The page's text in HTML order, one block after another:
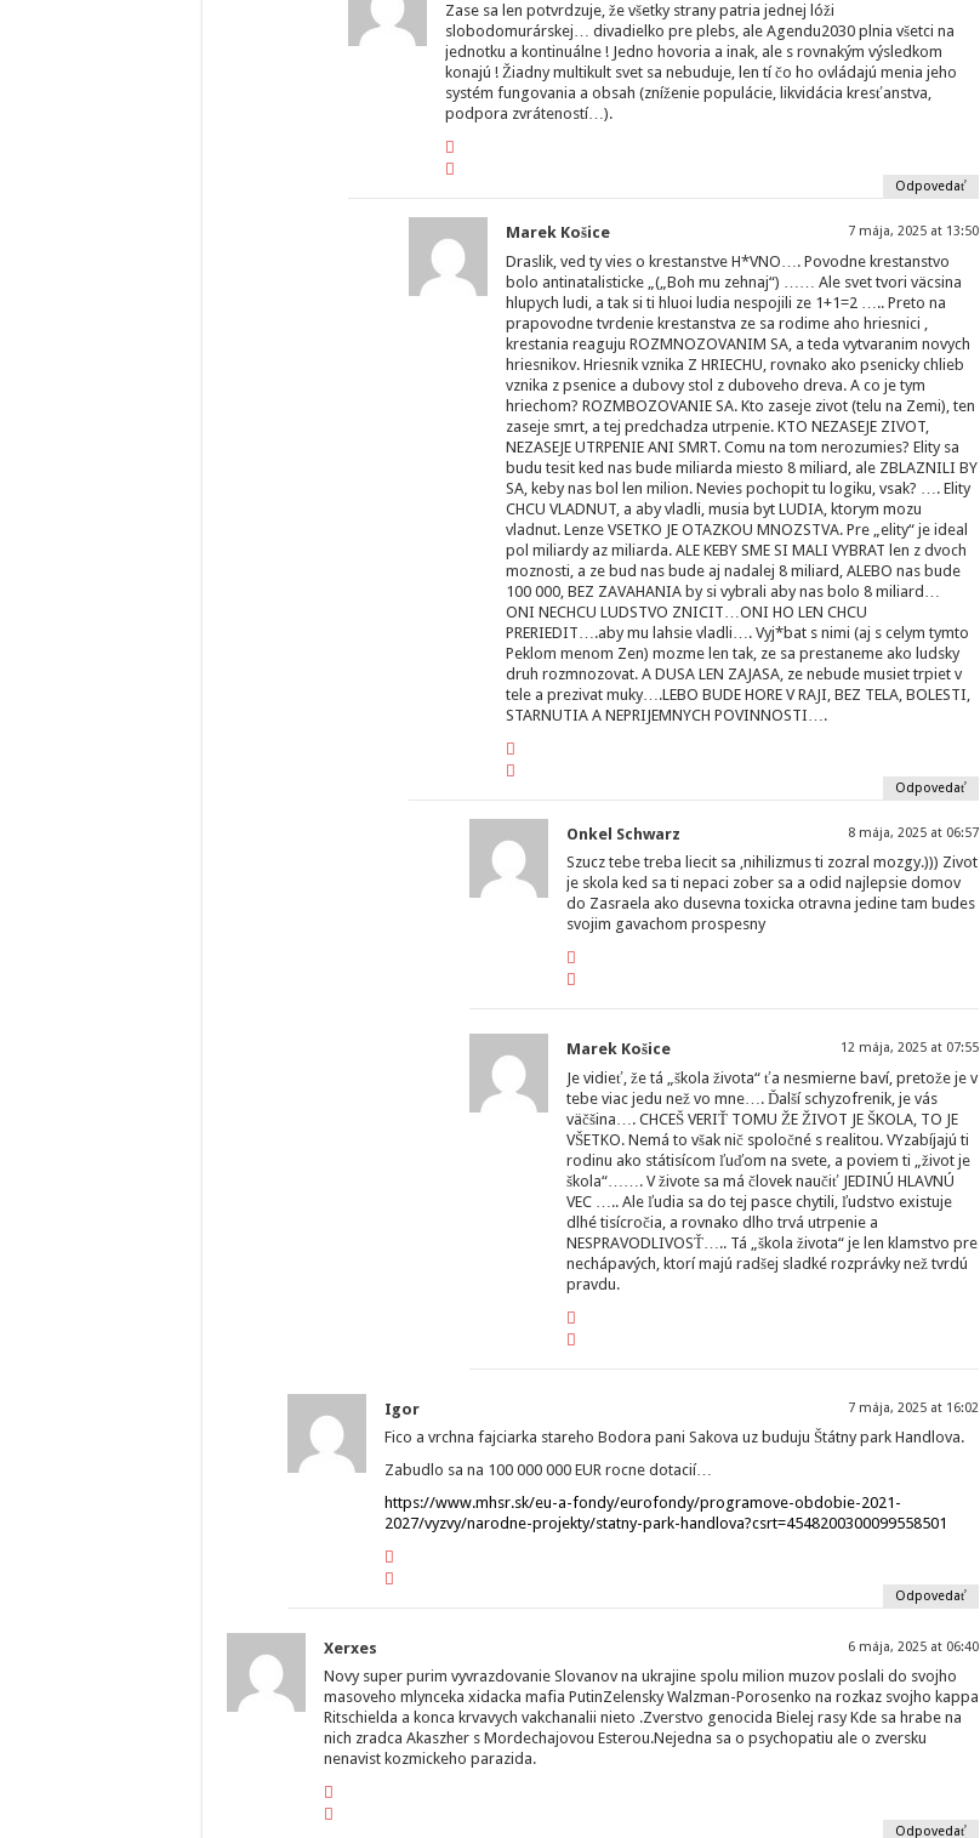
Zase sa len potvrdzuje, že všetky strany patria jednej lóži
slobodomurárskej… divadielko pre plebs, ale Agendu2030 plnia všetci na
jednotku a kontinuálne ! Jedno hovoria a inak, ale s rovnakým výsledkom
konajú ! Žiadny multikult svet sa nebuduje, len tí čo ho ovládajú menia jeho
systém fungovania a obsah (zníženie populácie, likvidácia kresťanstva,
podpora zvráteností…).
Odpovedať
Marek Košice 7 mája, 2025 at 13:50
Draslik, ved ty vies o krestanstve H*VNO…. Povodne krestanstvo
bolo antinatalisticke „(„Boh mu zehnaj“) …… Ale svet tvori väcsina
hlupych ludi, a tak si ti hluoi ludia nespojili ze 1+1=2 ….. Preto na
prapovodne tvrdenie krestanstva ze sa rodime aho hriesnici ,
krestania reaguju ROZMNOZOVANIM SA, a teda vytvaranim novych
hriesnikov. Hriesnik vznika Z HRIECHU, rovnako ako psenicky chlieb
vznika z psenice a dubovy stol z duboveho dreva. A co je tym
hriechom? ROZMBOZOVANIE SA. Kto zaseje zivot (telu na Zemi), ten
zaseje smrt, a tej predchadza utrpenie. KTO NEZASEJE ZIVOT,
NEZASEJE UTRPENIE ANI SMRT. Comu na tom nerozumies? Elity sa
budu tesit ked nas bude miliarda miesto 8 miliard, ale ZBLAZNILI BY
SA, keby nas bol len milion. Nevies pochopit tu logiku, vsak? …. Elity
CHCU VLADNUT, a aby vladli, musia byt LUDIA, ktorym mozu
vladnut. Lenze VSETKO JE OTAZKOU MNOZSTVA. Pre „elity“ je ideal
pol miliardy az miliarda. ALE KEBY SME SI MALI VYBRAT len z dvoch
moznosti, a ze bud nas bude aj nadalej 8 miliard, ALEBO nas bude
100 000, BEZ ZAVAHANIA by si vybrali aby nas bolo 8 miliard…
ONI NECHCU LUDSTVO ZNICIT…ONI HO LEN CHCU
PRERIEDIT….aby mu lahsie vladli…. Vyj*bat s nimi (aj s celym tymto
Peklom menom Zen) mozme len tak, ze sa prestaneme ako ludsky
druh rozmnozovat. A DUSA LEN ZAJASA, ze nebude musiet trpiet v
tele a prezivat muky….LEBO BUDE HORE V RAJI, BEZ TELA, BOLESTI,
STARNUTIA A NEPRIJEMNYCH POVINNOSTI….
Odpovedať
Onkel Schwarz 8 mája, 2025 at 06:57
Szucz tebe treba liecit sa ,nihilizmus ti zozral mozgy.))) Zivot
je skola ked sa ti nepaci zober sa a odid najlepsie domov
do Zasraela ako dusevna toxicka otravna jedine tam budes
svojim gavachom prospesny
Marek Košice 12 mája, 2025 at 07:55
Je vidieť, že tá „škola života“ ťa nesmierne baví, pretože je v
tebe viac jedu než vo mne…. Ďalší schyzofrenik, je vás
väčšina…. CHCEŠ VERIŤ TOMU ŽE ŽIVOT JE ŠKOLA, TO JE
VŠETKO. Nemá to však nič spoločné s realitou. VYzabíjajú ti
rodinu ako státisícom ľuďom na svete, a poviem ti „život je
škola“……. V živote sa má človek naučiť JEDINÚ HLAVNÚ
VEC ….. Ale ľudia sa do tej pasce chytili, ľudstvo existuje
dlhé tisícročia, a rovnako dlho trvá utrpenie a
NESPRAVODLIVOSŤ….. Tá „škola života“ je len klamstvo pre
nechápavých, ktorí majú radšej sladké rozprávky než tvrdú
pravdu.
Igor 7 mája, 2025 at 16:02
Fico a vrchna fajciarka stareho Bodora pani Sakova uz buduju Štátny park Handlova.
Zabudlo sa na 100 000 000 EUR rocne dotacií…
https://www.mhsr.sk/eu-a-fondy/eurofondy/programove-obdobie-2021-
2027/vyzvy/narodne-projekty/statny-park-handlova?csrt=4548200300099558501
Odpovedať
Xerxes 6 mája, 2025 at 06:40
Novy super purim vyvrazdovanie Slovanov na ukrajine spolu milion muzov poslali do svojho
masoveho mlynceka xidacka mafia PutinZelensky Walzman-Porosenko na rozkaz svojho kappa
Ritschielda a konca krvavych vakchanalii nieto .Zverstvo genocida Bielej rasy Kde sa hrabe na
nich zradca Akaszher s Mordechajovou Esterou.Nejedna sa o psychopatiu ale o zversku
nenavist kozmickeho parazida.
Odpovedať